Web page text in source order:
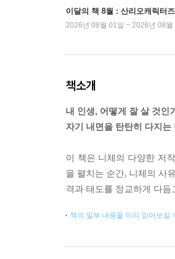
이달의 책 8월 : 산리오캐릭터
2026년 08월 01일 ~ 2026년 08월
책소개
내 인생, 어떻게 잘 살 것인
자기 내면을 탄탄히 다지는
이 책은 니체의 다양한 저
을 펼치는 순간, 니체의 사
격과 태도를 정교하게 다
책의 일부 내용을 미리 읽어보실